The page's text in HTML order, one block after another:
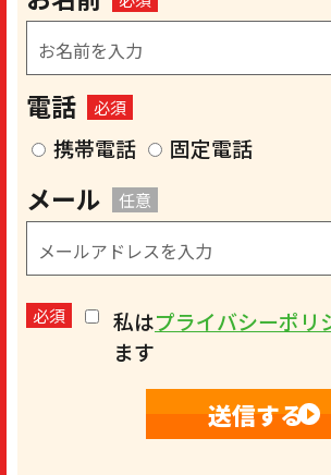
電話 必須
携帯電話 固定電話
メール 任意
必須 私はプライバシーポリ
ます